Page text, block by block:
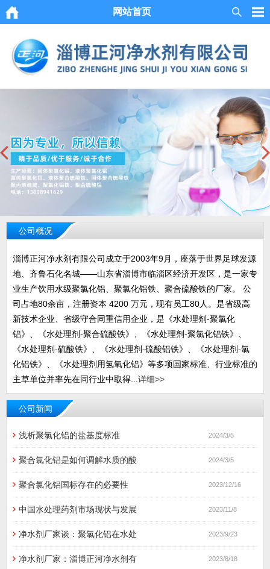
网站首页
公司概况
淄博正河净水剂有限公司成立于2003年9月，座落于世界足球发源
地、齐鲁石化名城——山东省淄博市临淄区经济开发区，是一家专
业生产饮用水级聚氯化铝、聚氯化铝铁、聚合硫酸铁的厂家。 公
司占地80余亩，注册资本 4200 万元，现有员工80人。是省级高
新技术企业、省级守合同重信用企业，是《水处理剂-聚氯化
铝》、《水处理剂-聚合硫酸铁》、《水处理剂-聚氯化铝铁》、
《水处理剂-硫酸铁》、《水处理剂-硫酸铝铁》、《水处理剂-氯
化铝铁》、《水处理剂用氢氧化铝》等多项国家标准、行业标准的
主草单位并率先在同行业中取得... 详细>>
公司新闻
浅析聚氯化铝的盐基度标准 2024/3/5
聚合氯化铝是如何调解水质的酸 2024/3/5
聚合氯化铝国标存在的必要性 2023/12/16
中国水处理药剂市场现状与发展 2023/11/8
净水剂厂家谈：聚氯化铝在水处 2023/9/23
净水剂厂家：淄博正河净水剂有 2023/8/18